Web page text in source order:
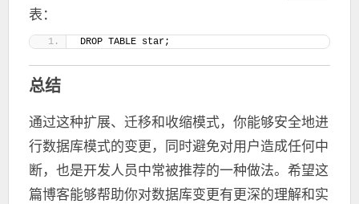
表：
DROP TABLE star;
总结
通过这种扩展、迁移和收缩模式，你能够安全地进
行数据库模式的变更，同时避免对用户造成任何中
断，也是开发人员中常被推荐的一种做法。希望这
篇博客能够帮助你对数据库变更有更深的理解和实